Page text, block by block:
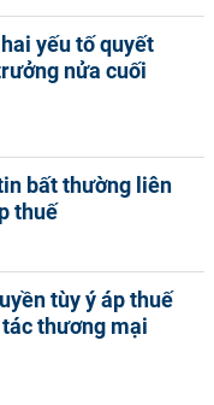
yếu tố quyết
nửa cuối
bất thường liên
thuế
tùy ý áp thuế
thương mại